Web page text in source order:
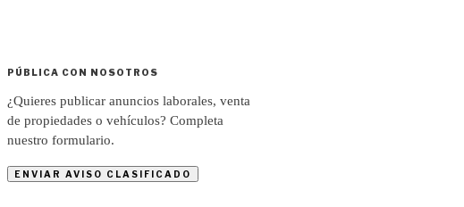
PÚBLICA CON NOSOTROS
¿Quieres publicar anuncios laborales, venta
de propiedades o vehículos? Completa
nuestro formulario.
ENVIAR AVISO CLASIFICADO